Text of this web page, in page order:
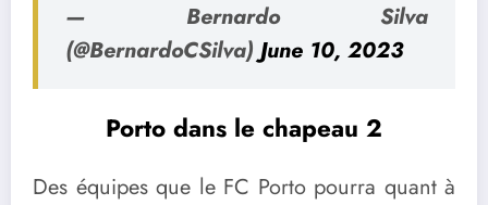
— Bernardo Silva
(@BernardoCSilva)June 10, 2023
Porto dans le chapeau 2
Des équipes que le FC Porto pourra quant à